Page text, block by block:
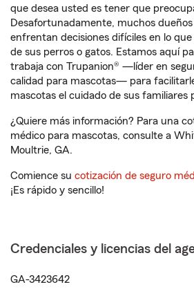
que desea usted es tener que
Desafortunadamente, muchos
enfrentan decisiones difíciles en lo
de sus perros o gatos. Estamos aquí
trabaja con Trupanion® —líder en
calidad para mascotas— para
mascotas el cuidado de sus familiares
¿Quiere más información? Para una
médico para mascotas, consulte a
Moultrie, GA.
Comience su cotización de seguro
¡Es rápido y sencillo!
Credenciales y licencias del
GA-3423642